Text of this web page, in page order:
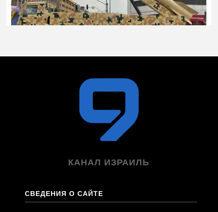
КАНАЛ ИЗРАИЛЬ
СВЕДЕНИЯ О САЙТЕ